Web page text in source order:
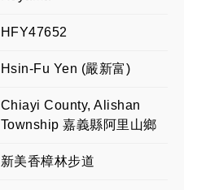
HFY47652
Hsin-Fu Yen (嚴新富)
Chiayi County, Alishan
Township 嘉義縣阿里山鄉
新美香樟林步道